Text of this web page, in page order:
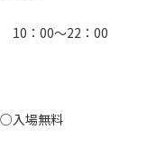
10：00～22：00
○入場無料